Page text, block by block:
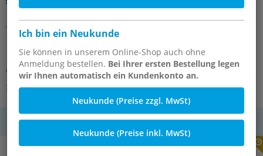
Ich bin ein Neukunde
Sie können in unserem Online-Shop auch ohne
Anmeldung bestellen. Bei Ihrer ersten Bestellung legen
wir Ihnen automatisch ein Kundenkonto an.
Neukunde (Preise zzgl. MwSt)
Neukunde (Preise inkl. MwSt)
CDG1BN25-200Z
DRUCKLUFTZYLINDER
Artikelnummer: OT-SMC146782
Andere Varianten des Artikels
MwSt.